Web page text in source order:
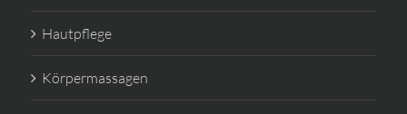
Hautpflege
Körpermassagen